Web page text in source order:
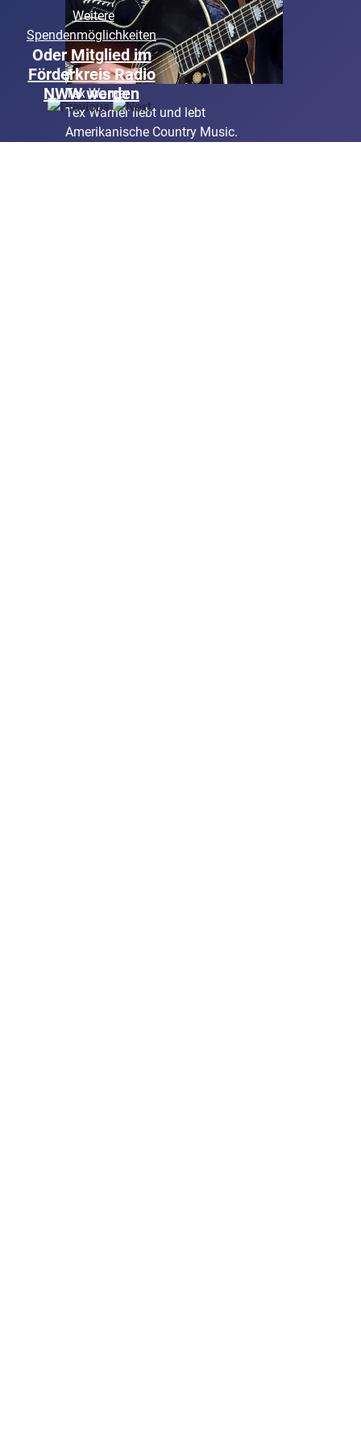
Tex Warner
Tex Warner liebt und lebt
Amerikanische Country Music.
Weitere
Spendenmöglichkeiten
Oder Mitglied im
Förderkreis Radio
NWW werden